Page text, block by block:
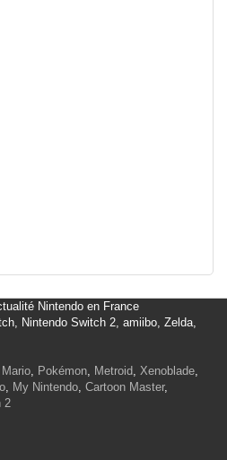
Nintendo en France
Nintendo Switch 2, amiibo, Zelda,
Mario, Pokémon, Metroid, Xenoblade,
, My Nintendo, Cartoon Master,
2